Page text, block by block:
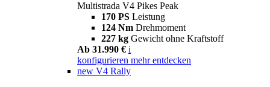
Multistrada V4 Pikes Peak
170 PS Leistung
124 Nm Drehmoment
227 kg Gewicht ohne Kraftstoff
Ab 31.990 € i
konfigurieren mehr entdecken
new V4 Rally